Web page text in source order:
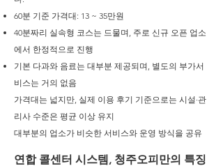
60분 기준 가격대: 13 ~ 35만원
40분짜리 실속형 코스는 드물며, 주로 신규 오픈 업소
에서 한정적으로 진행
기본 다과와 음료는 대부분 제공되며, 별도의 부가서
비스는 거의 없음
가격대는 넓지만, 실제 이용 후기 기준으로는 시설·관
리사 수준은 평균 이상 유지
대부분의 업소가 비슷한 서비스와 운영 방식을 공유
연합 콜센터 시스템, 청주오피만의 특징